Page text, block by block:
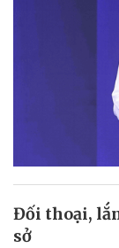
Đối thoại,
sở